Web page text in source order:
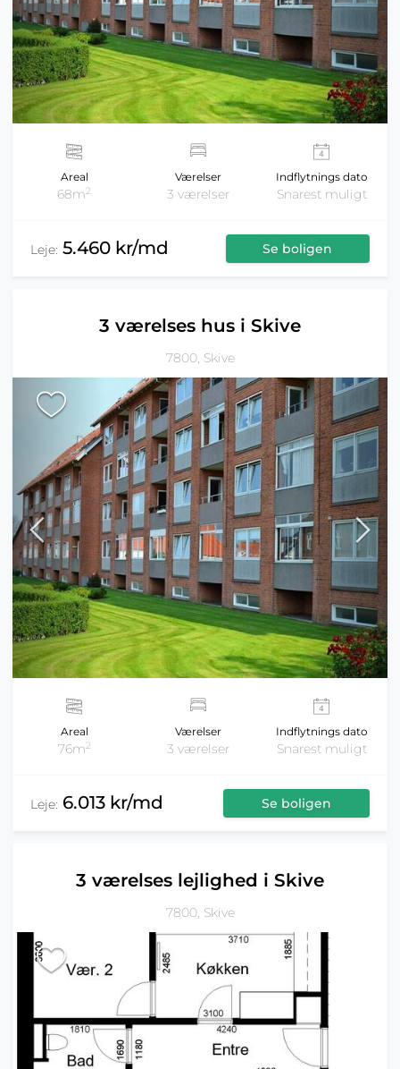
Areal
68m2
Værelser
3 værelser
Indflytnings dato
Snarest muligt
Leje: 5.460 kr/md Se boligen
3 værelses hus i Skive
7800, Skive
Areal
76m2
Værelser
3 værelser
Indflytnings dato
Snarest muligt
Leje: 6.013 kr/md Se boligen
3 værelses lejlighed i Skive
7800, Skive